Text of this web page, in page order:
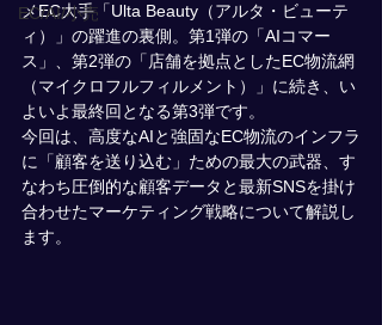
EC/AI/小売
メEC大手「Ulta Beauty（アルタ・ビューテ
ィ）」の躍進の裏側。第1弾の「AIコマー
ス」、第2弾の「店舗を拠点としたEC物流網
（マイクロフルフィルメント）」に続き、い
よいよ最終回となる第3弾です。
今回は、高度なAIと強固なEC物流のインフラ
に「顧客を送り込む」ための最大の武器、す
なわち圧倒的な顧客データと最新SNSを掛け
合わせたマーケティング戦略について解説し
ます。